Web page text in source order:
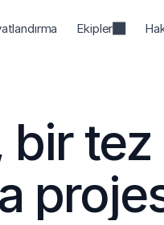
Ekipler
bir